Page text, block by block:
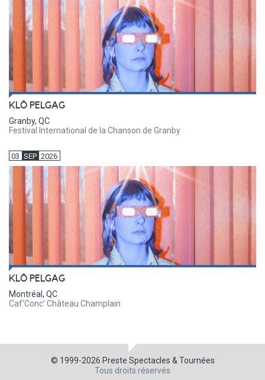
KLÔ PELGAG
Granby, QC
Festival International de la Chanson de Granby
03 SEP 2026
KLÔ PELGAG
Montréal, QC
Caf'Conc' Château Champlain
© 1999-2026 Preste Spectacles & Tournées
Tous droits réservés